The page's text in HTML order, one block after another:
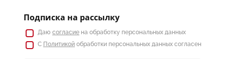
Подписка на рассылку
Даю согласие на обработку персональных данных
С Политикой обработки персональных данных согласен